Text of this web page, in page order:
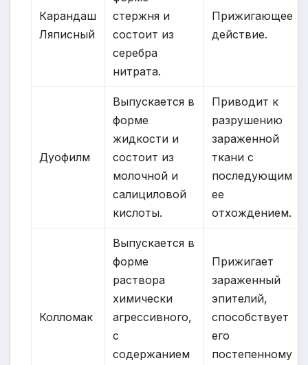
Карандаш
Ляписный
стержня и
состоит из
серебра
нитрата.
Прижигающее
действие.
Дуофилм
Выпускается в
форме
жидкости и
состоит из
молочной и
салициловой
кислоты.
Приводит к
разрушению
зараженной
ткани с
последующим
ее
отхождением.
Колломак
Выпускается в
форме
раствора
химически
агрессивного,
с
содержанием
Прижигает
зараженный
эпителий,
способствует
его
постепенному